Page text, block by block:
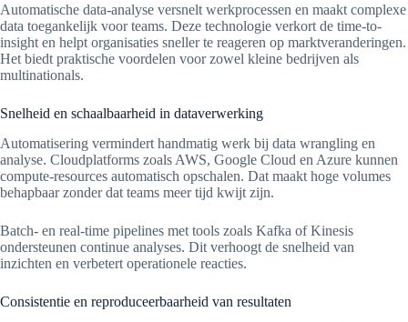
Automatische data-analyse versnelt werkprocessen en maakt complexe
data toegankelijk voor teams. Deze technologie verkort de time-to-
insight en helpt organisaties sneller te reageren op marktveranderingen.
Het biedt praktische voordelen voor zowel kleine bedrijven als
multinationals.
Snelheid en schaalbaarheid in dataverwerking
Automatisering vermindert handmatig werk bij data wrangling en
analyse. Cloudplatforms zoals AWS, Google Cloud en Azure kunnen
compute-resources automatisch opschalen. Dat maakt hoge volumes
behapbaar zonder dat teams meer tijd kwijt zijn.
Batch- en real-time pipelines met tools zoals Kafka of Kinesis
ondersteunen continue analyses. Dit verhoogt de snelheid van
inzichten en verbetert operationele reacties.
Consistentie en reproduceerbaarheid van resultaten